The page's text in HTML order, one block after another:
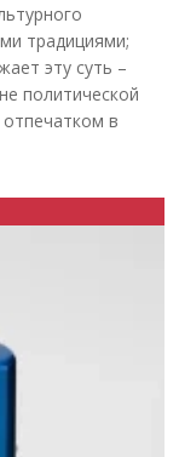
традициями;
эту суть –
политической
в